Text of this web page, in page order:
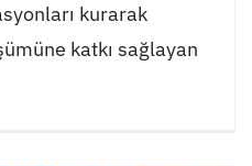
kurarak
katkı sağlayan